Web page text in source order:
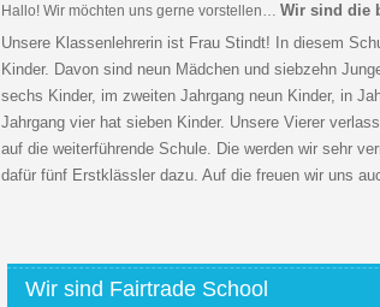
Hallo! Wir möchten uns gerne vorstellen…Wir sind die
Unsere Klassenlehrerin ist Frau Stindt! In diesem
Kinder. Davon sind neun Mädchen und siebzehn
sechs Kinder, im zweiten Jahrgang neun Kinder, in
Jahrgang vier hat sieben Kinder. Unsere Vierer
auf die weiterführende Schule. Die werden wir sehr
dafür fünf Erstklässler dazu. Auf die freuen wir uns
Wir sind Fairtrade School